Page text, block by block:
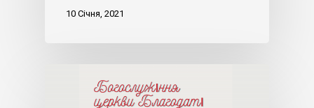
10 Січня, 2021